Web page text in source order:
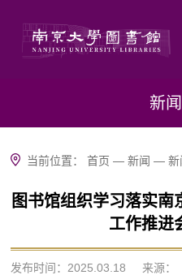
新
当前位置：首页 —新闻 —新
图书馆组织学习落实
工作推进
发布时间：2025.03.18 来源：